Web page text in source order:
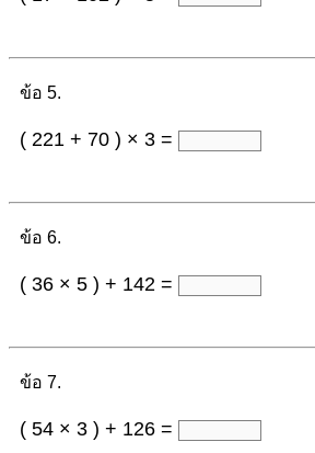
ข้อ 5.
( 221 + 70 ) × 3 =
ข้อ 6.
( 36 × 5 ) + 142 =
ข้อ 7.
( 54 × 3 ) + 126 =